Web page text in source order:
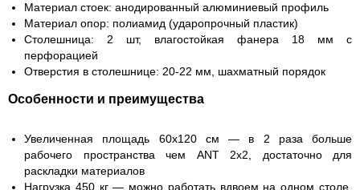
Материал стоек: анодированный алюминиевый профиль
Материал опор: полиамид (ударопрочный пластик)
Столешница: 2 шт, влагостойкая фанера 18 мм с
перфорацией
Отверстия в столешнице: 20-22 мм, шахматный порядок
Особенности и преимущества
Увеличенная площадь 60x120 см — в 2 раза больше
рабочего пространства чем ANT 2x2, достаточно для
раскладки материалов
Нагрузка 450 кг— можно работать вдвоем на одном столе,